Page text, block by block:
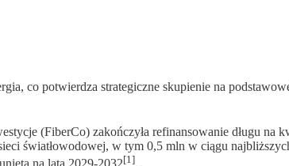
co potwierdza strategiczne skupienie na
(FiberCo) zakończyła refinansowanie długu
światłowodowej, w tym 0,5 mln w ciągu
na lata 2029-2032[1].